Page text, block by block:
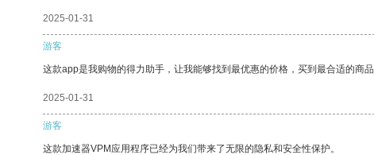
2025-01-31
游客
这款app是我购物的得力助手，让我能够找到最优惠的价格，买到最合适的商品
2025-01-31
游客
这款加速器VPM应用程序已经为我们带来了无限的隐私和安全性保护。